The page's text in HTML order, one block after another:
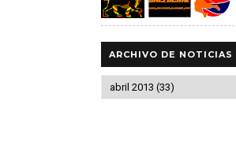
ARCHIVO DE NOTICIAS